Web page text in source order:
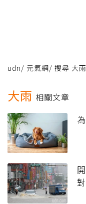
udn/ 元氣網/ 搜尋 大
大雨 相關文章